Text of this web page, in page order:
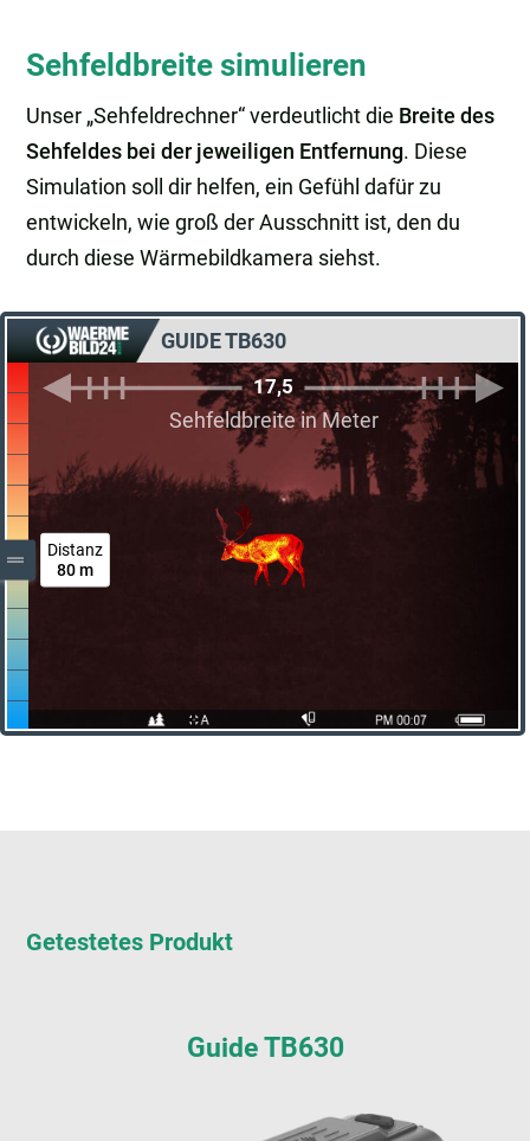
Sehfeldbreite simulieren
Unser „Sehfeldrechner“ verdeutlicht die Breite des
Sehfeldes bei der jeweiligen Entfernung. Diese
Simulation soll dir helfen, ein Gefühl dafür zu
entwickeln, wie groß der Ausschnitt ist, den du
durch diese Wärmebildkamera siehst.
GUIDE TB630
Sehfeldbreite in Meter
17,5
Distanz
80 m
Getestetes Produkt
Guide TB630